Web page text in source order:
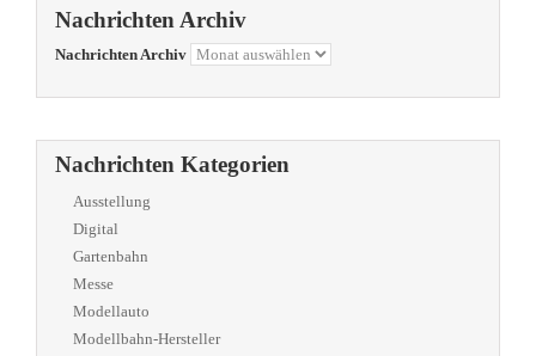
Nachrichten Archiv
Nachrichten Archiv
Nachrichten Kategorien
Ausstellung
Digital
Gartenbahn
Messe
Modellauto
Modellbahn-Hersteller